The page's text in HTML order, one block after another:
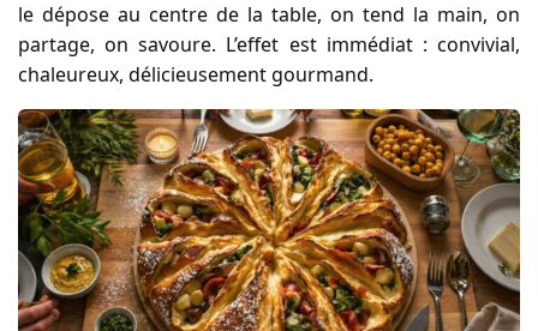
le dépose au centre de la table, on tend la main, on
partage, on savoure. L’effet est immédiat : convivial,
chaleureux, délicieusement gourmand.